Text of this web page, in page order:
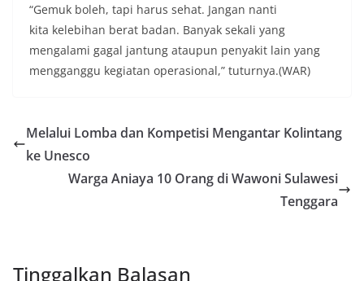
“Gemuk boleh, tapi harus sehat. Jangan nanti
kita kelebihan berat badan. Banyak sekali yang
mengalami gagal jantung ataupun penyakit lain yang
mengganggu kegiatan operasional,” tuturnya.(WAR)
Melalui Lomba dan Kompetisi Mengantar Kolintang
ke Unesco
Warga Aniaya 10 Orang di Wawoni Sulawesi
Tenggara
Tinggalkan Balasan